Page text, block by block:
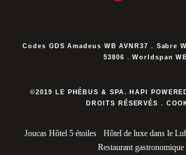
Codes GDSAmadeus WB AVNR37 . Sabre
53806 . Worldspan
©2019 LE PHÉBUS & SPA. HAPI
DROITS RÉSERVÉS
Joucas Hôtel 5 étoiles Hôtel de luxe dans le
Restaurant gastronomique